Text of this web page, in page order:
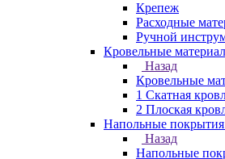
Крепеж
Расходные
Ручной
Кровельные
Назад
Кровельные
1 Скатная
2 Плоская
Напольные покрытия
Назад
Напольные